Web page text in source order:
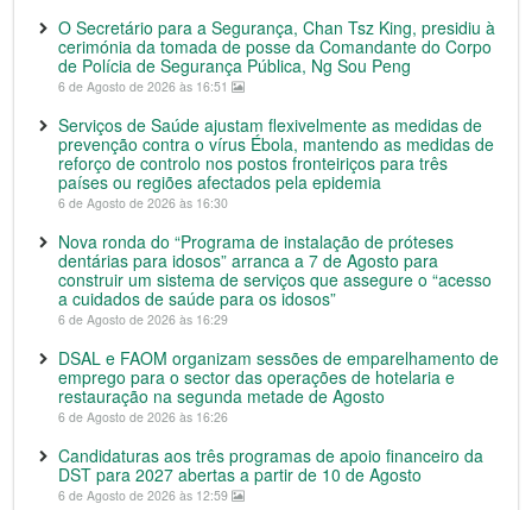
O Secretário para a Segurança, Chan Tsz King, presidiu à
cerimónia da tomada de posse da Comandante do Corpo
de Polícia de Segurança Pública, Ng Sou Peng
6 de Agosto de 2026 às 16:51
Serviços de Saúde ajustam flexivelmente as medidas de
prevenção contra o vírus Ébola, mantendo as medidas de
reforço de controlo nos postos fronteiriços para três
países ou regiões afectados pela epidemia
6 de Agosto de 2026 às 16:30
Nova ronda do “Programa de instalação de próteses
dentárias para idosos” arranca a 7 de Agosto para
construir um sistema de serviços que assegure o “acesso
a cuidados de saúde para os idosos”
6 de Agosto de 2026 às 16:29
DSAL e FAOM organizam sessões de emparelhamento de
emprego para o sector das operações de hotelaria e
restauração na segunda metade de Agosto
6 de Agosto de 2026 às 16:26
Candidaturas aos três programas de apoio financeiro da
DST para 2027 abertas a partir de 10 de Agosto
6 de Agosto de 2026 às 12:59